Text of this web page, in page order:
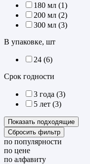
180 мл (1)
200 мл (2)
300 мл (3)
В упаковке, шт
24 (6)
Срок годности
3 года (3)
5 лет (3)
по популярности
по цене
по алфавиту